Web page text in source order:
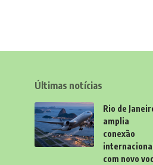
Últimas notícias
Rio de
amplia
conexão
internacional
com novo